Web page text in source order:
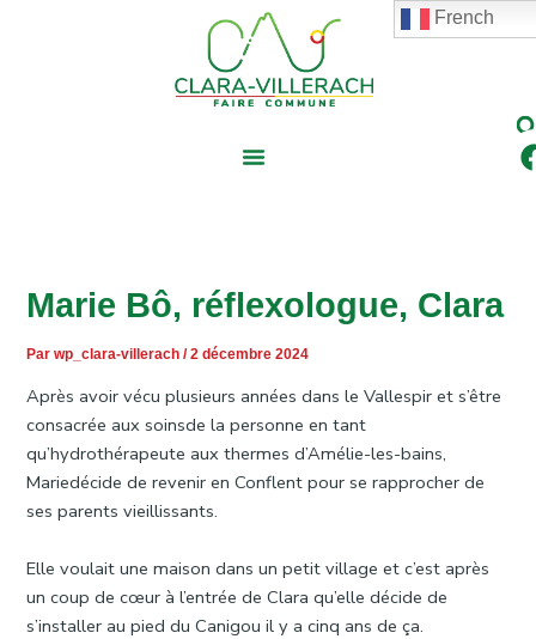
Marie Bô, réflexologue, Clara
Parwp_clara-villerach/2 décembre 2024
Après avoir vécu plusieurs années dans le Vallespir et s’être
consacrée aux soinsde la personne en tant
qu’hydrothérapeute aux thermes d’Amélie-les-bains,
Mariedécide de revenir en Conflent pour se rapprocher de
ses parents vieillissants.
Elle voulait une maison dans un petit village et c’est après
un coup de cœur à l’entrée de Clara qu’elle décide de
s’installer au pied du Canigou il y a cinq ans de ça.
French